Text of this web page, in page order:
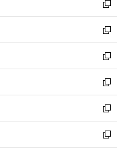
く
で
開
く
ド
ウ
で
開
く
ィ
ン
ド
ウ
で
開
く
い
ウ
ィ
ン
ド
ウ
で
開
く
新
し
い
ウ
ィ
ン
ド
ウ
で
開
く
新
し
い
ウ
ィ
ン
ド
ウ
で
開
新
し
い
ウ
ィ
ン
ド
ウ
新
し
い
ウ
ィ
ン
新
し
い
ウ
新
し